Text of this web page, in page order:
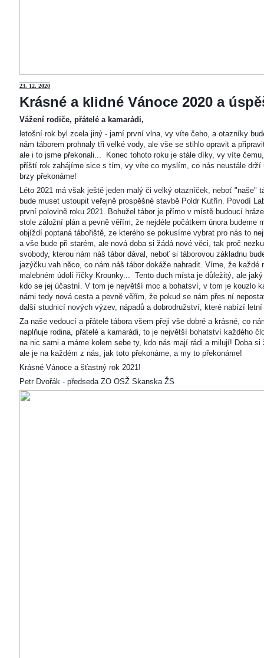
23. 12. 2020
Krásné a klidné Vánoce 2020 a
Vážení rodiče, přátelé a kamarádi,
letošní rok byl zcela jiný - jarní první vlna, vy víte čeho, a otazníky
nám táborem prohnaly tři velké vody, ale vše se stihlo opravit a
ale i to jsme překonali... Konec tohoto roku je stále díky, vy víte
příští rok zahájíme sice s tím, vy víte co myslím, co nás neustále
brzy překonáme!
Léto 2021 má však ještě jeden malý či velký otazníček, neboť "naše"
bude muset ustoupit veřejně prospěšné stavbě Poldr Kutřín. Povodí
první polovině roku 2021. Bohužel tábor je přímo v místě budoucí
stole záložní plán a pevně věřím, že nejdéle počátkem února
objíždí poptaná tábořiště, ze kterého se pokusíme vybrat pro nás to
a vše bude při starém, ale nová doba si žádá nové věci, tak proč
svobody, kterou nám náš tábor dával, neboť si táborovou základnu
jazýčku vah něco, co nám náš tábor dokáže nahradit. Víme, že
malebném údolí říčky Krounky... Tento duch místa je důležitý, ale
kdo se jej účastní. V tom je největší moc a bohatsví, v tom je kouzlo
námi tedy nová cesta a pevně věřím, že pokud se nám přes ní
další studnicí nových výzev, nápadů a dobrodružství, které nabízí letní
Za naše vedoucí a přátele tábora všem přeji vše dobré a krásné, co
naplňuje rodina, přátelé a kamarádi, to je největší bohatství každého
na nic sami a máme kolem sebe ty, kdo nás mají rádi a milují! Doba
ale je na každém z nás, jak toto překonáme, a my to překonáme!
Krásné Vánoce a šťastný rok 2021!
Petr Dvořák - předseda ZO OSŽ Skanska ŽS